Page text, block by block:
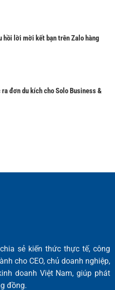
hồi lời mời kết bạn trên Zalo hàng
đơn du kích cho Solo Business &
sẻ kiến thức thực tế, công
cho CEO, chủ doanh nghiệp,
doanh Việt Nam, giúp phát
đồng.